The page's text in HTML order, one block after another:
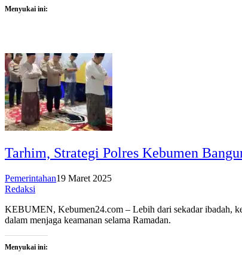
Menyukai ini:
Tarhim, Strategi Polres Kebumen
Pemerintahan19 Maret 2025
Redaksi
KEBUMEN, Kebumen24.com – Lebih dari sekadar ibadah,
dalam menjaga keamanan selama Ramadan.
Menyukai ini: